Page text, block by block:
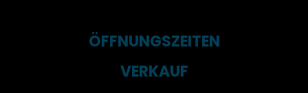
ÖFFNUNGSZEITEN
VERKAUF